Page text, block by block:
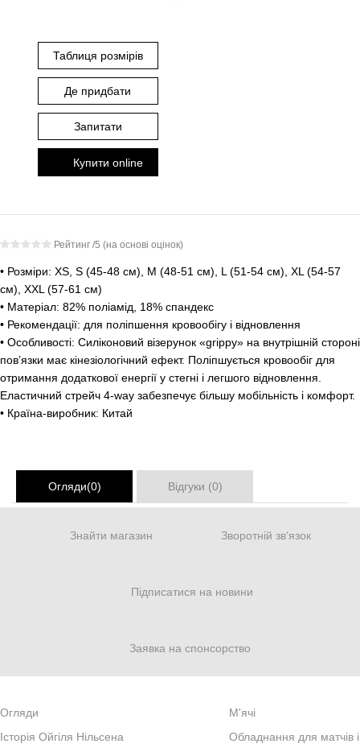
Таблиця розмірів
Де придбати
Запитати
Купити online
Рейтинг /5 (на основі оцінок)
• Розміри: ХS, S (45-48 см), M (48-51 см), L (51-54 см), XL (54-57
см), XXL (57-61 см)
• Матеріал: 82% поліамід, 18% спандекс
• Рекомендації: для поліпшення кровообігу і відновлення
• Особливості: Силіконовий візерунок «grippy» на внутрішній стороні
пов’язки має кінезіологічний ефект. Поліпшується кровообіг для
отримання додаткової енергії у стегні і легшого відновлення.
Еластичний стрейч 4-way забезпечує більшу мобільність і комфорт.
• Країна-виробник: Китай
Огляди(0) Відгуки (0)
Знайти магазин Зворотній зв‘язок
Підписатися на новини
Заявка на спонсорство
Огляди
Iсторiя Ойгiля Нiльсена
М'ячі
Обладнання для матчів